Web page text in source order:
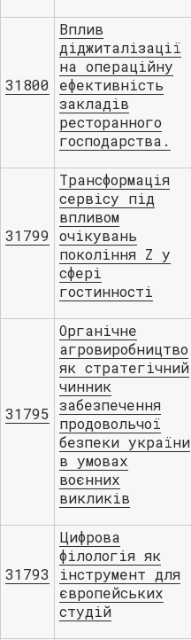
31800
Вплив
діджиталізації
на операційну
ефективність
закладів
ресторанного
господарства.
31799
Трансформація
сервісу під
впливом
очікувань
покоління Z у
сфері
гостинності
31795
Органічне
агровиробництво
як стратегічний
чинник
забезпечення
продовольчої
безпеки україни
в умовах
воєнних
викликів
31793
Цифрова
філологія як
інструмент для
європейських
студій